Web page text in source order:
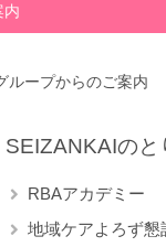
内
ループからのご案内
SEIZANKAIのと
RBAアカデミー
地域ケアよろず懇